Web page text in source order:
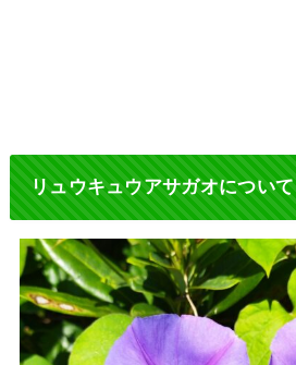
リュウキュウアサガオについて